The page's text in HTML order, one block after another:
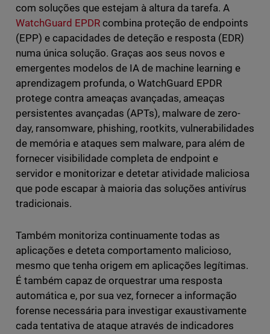
com soluções que estejam à altura da tarefa. A
WatchGuard EPDRcombina proteção de endpoints
(EPP) e capacidades de deteção e resposta (EDR)
numa única solução. Graças aos seus novos e
emergentes modelos de IA de machine learning e
aprendizagem profunda, o WatchGuard EPDR
protege contra ameaças avançadas, ameaças
persistentes avançadas (APTs), malware de zero-
day, ransomware, phishing, rootkits, vulnerabilidades
de memória e ataques sem malware, para além de
fornecer visibilidade completa de endpoint e
servidor e monitorizar e detetar atividade maliciosa
que pode escapar à maioria das soluções antivírus
tradicionais.
Também monitoriza continuamente todas as
aplicações e deteta comportamento malicioso,
mesmo que tenha origem em aplicações legítimas.
É também capaz de orquestrar uma resposta
automática e, por sua vez, fornecer a informação
forense necessária para investigar exaustivamente
cada tentativa de ataque através de indicadores